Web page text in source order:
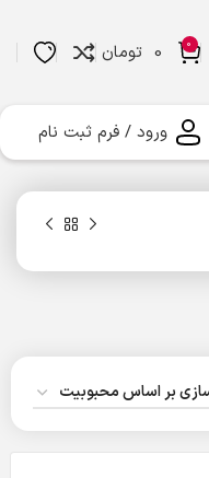
0
0 تومان
ورود / فرم ثبت نام